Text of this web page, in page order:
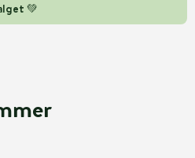
💚